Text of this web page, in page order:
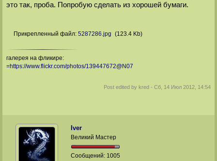
это так, проба. Попробую сделать из хорошей бумаги.
Прикрепленный файл: 5287286.jpg (123.4 Kb)
галерея на фликире:
=https://www.flickr.com/photos/139447672@N07
Post edited by kred -Сб, 14 Июл 2012, 14:54
Iver
Великий Мастер
Сообщений: 1005